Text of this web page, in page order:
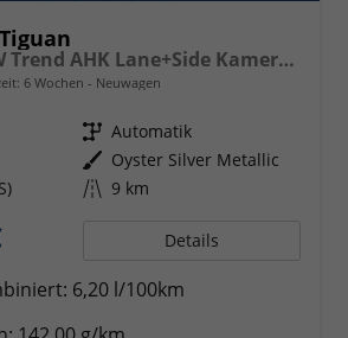
1.5 eTSI 110 kW Trend AHK Lane+Side Kamera VZE
6 Wochen Neuwagen
Getriebe Automatik
Außenfarbe Oyster Silver Metallic
Kilometerstand 9 km
Details
6,20 l/100km